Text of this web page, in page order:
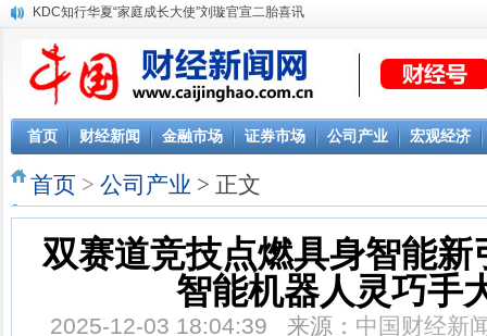
KDC知行华夏“家庭成长大使”刘璇官宣二胎喜讯
首页 财经新闻 金融市场 证券市场 公司产业 宏观经济
首页 > 公司产业 > 正文
双赛道竞技点燃具身智能新
智能机器人灵巧手
2025-12-03 18:04:39 来源： 中国财经新